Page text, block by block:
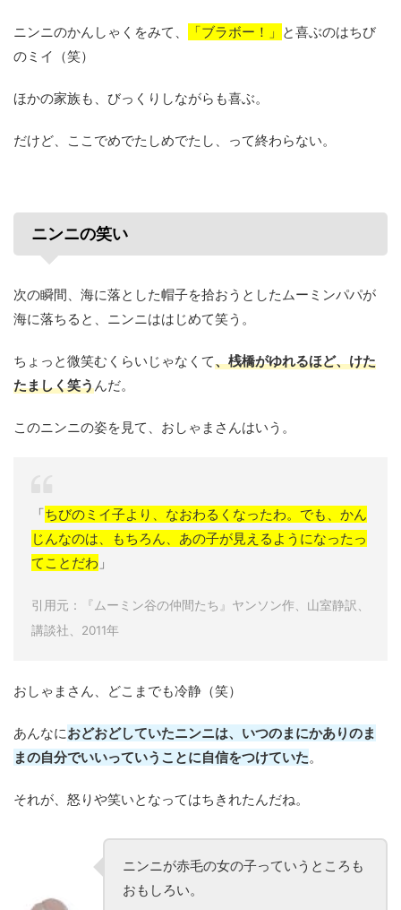
ニンニのかんしゃくをみて、 「ブラボー！」 と喜ぶのはちび
のミイ（笑）
ほかの家族も、びっくりしながらも喜ぶ。
だけど、ここでめでたしめでたし、って終わらない。
ニンニの笑い
次の瞬間、海に落とした帽子を拾おうとしたムーミンパパが
海に落ちると、ニンニははじめて笑う。
ちょっと微笑むくらいじゃなくて、桟橋がゆれるほど、けた
たましく笑うんだ。
このニンニの姿を見て、おしゃまさんはいう。
「ちびのミイ子より、なおわるくなったわ。でも、かん
じんなのは、もちろん、あの子が見えるようになったっ
てことだわ 」
引用元：『ムーミン谷の仲間たち』ヤンソン作、山室静訳、
講談社、2011年
おしゃまさん、どこまでも冷静（笑）
あんなにおどおどしていたニンニは、いつのまにかありのま
まの自分でいいっていうことに自信をつけていた。
それが、怒りや笑いとなってはちきれたんだね。
ニンニが赤毛の女の子っていうところも
おもしろい。